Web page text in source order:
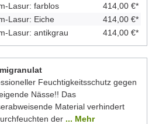
Lasur: farblos
414,00 €*
Lasur: Eiche
414,00 €*
Lasur: antikgrau
414,00 €*
Feuchtigkeitsschutz gegen
Nässe!! Das
Material verhindert
der ... Mehr